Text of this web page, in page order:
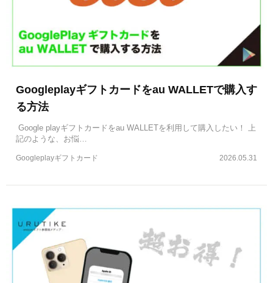
Googleplayギフトカードをau WALLETで購入す
る方法
Google playギフトカードをau WALLETを利用して購入したい！ 上
記のような、お悩…
2026.05.31
Googleplayギフトカード